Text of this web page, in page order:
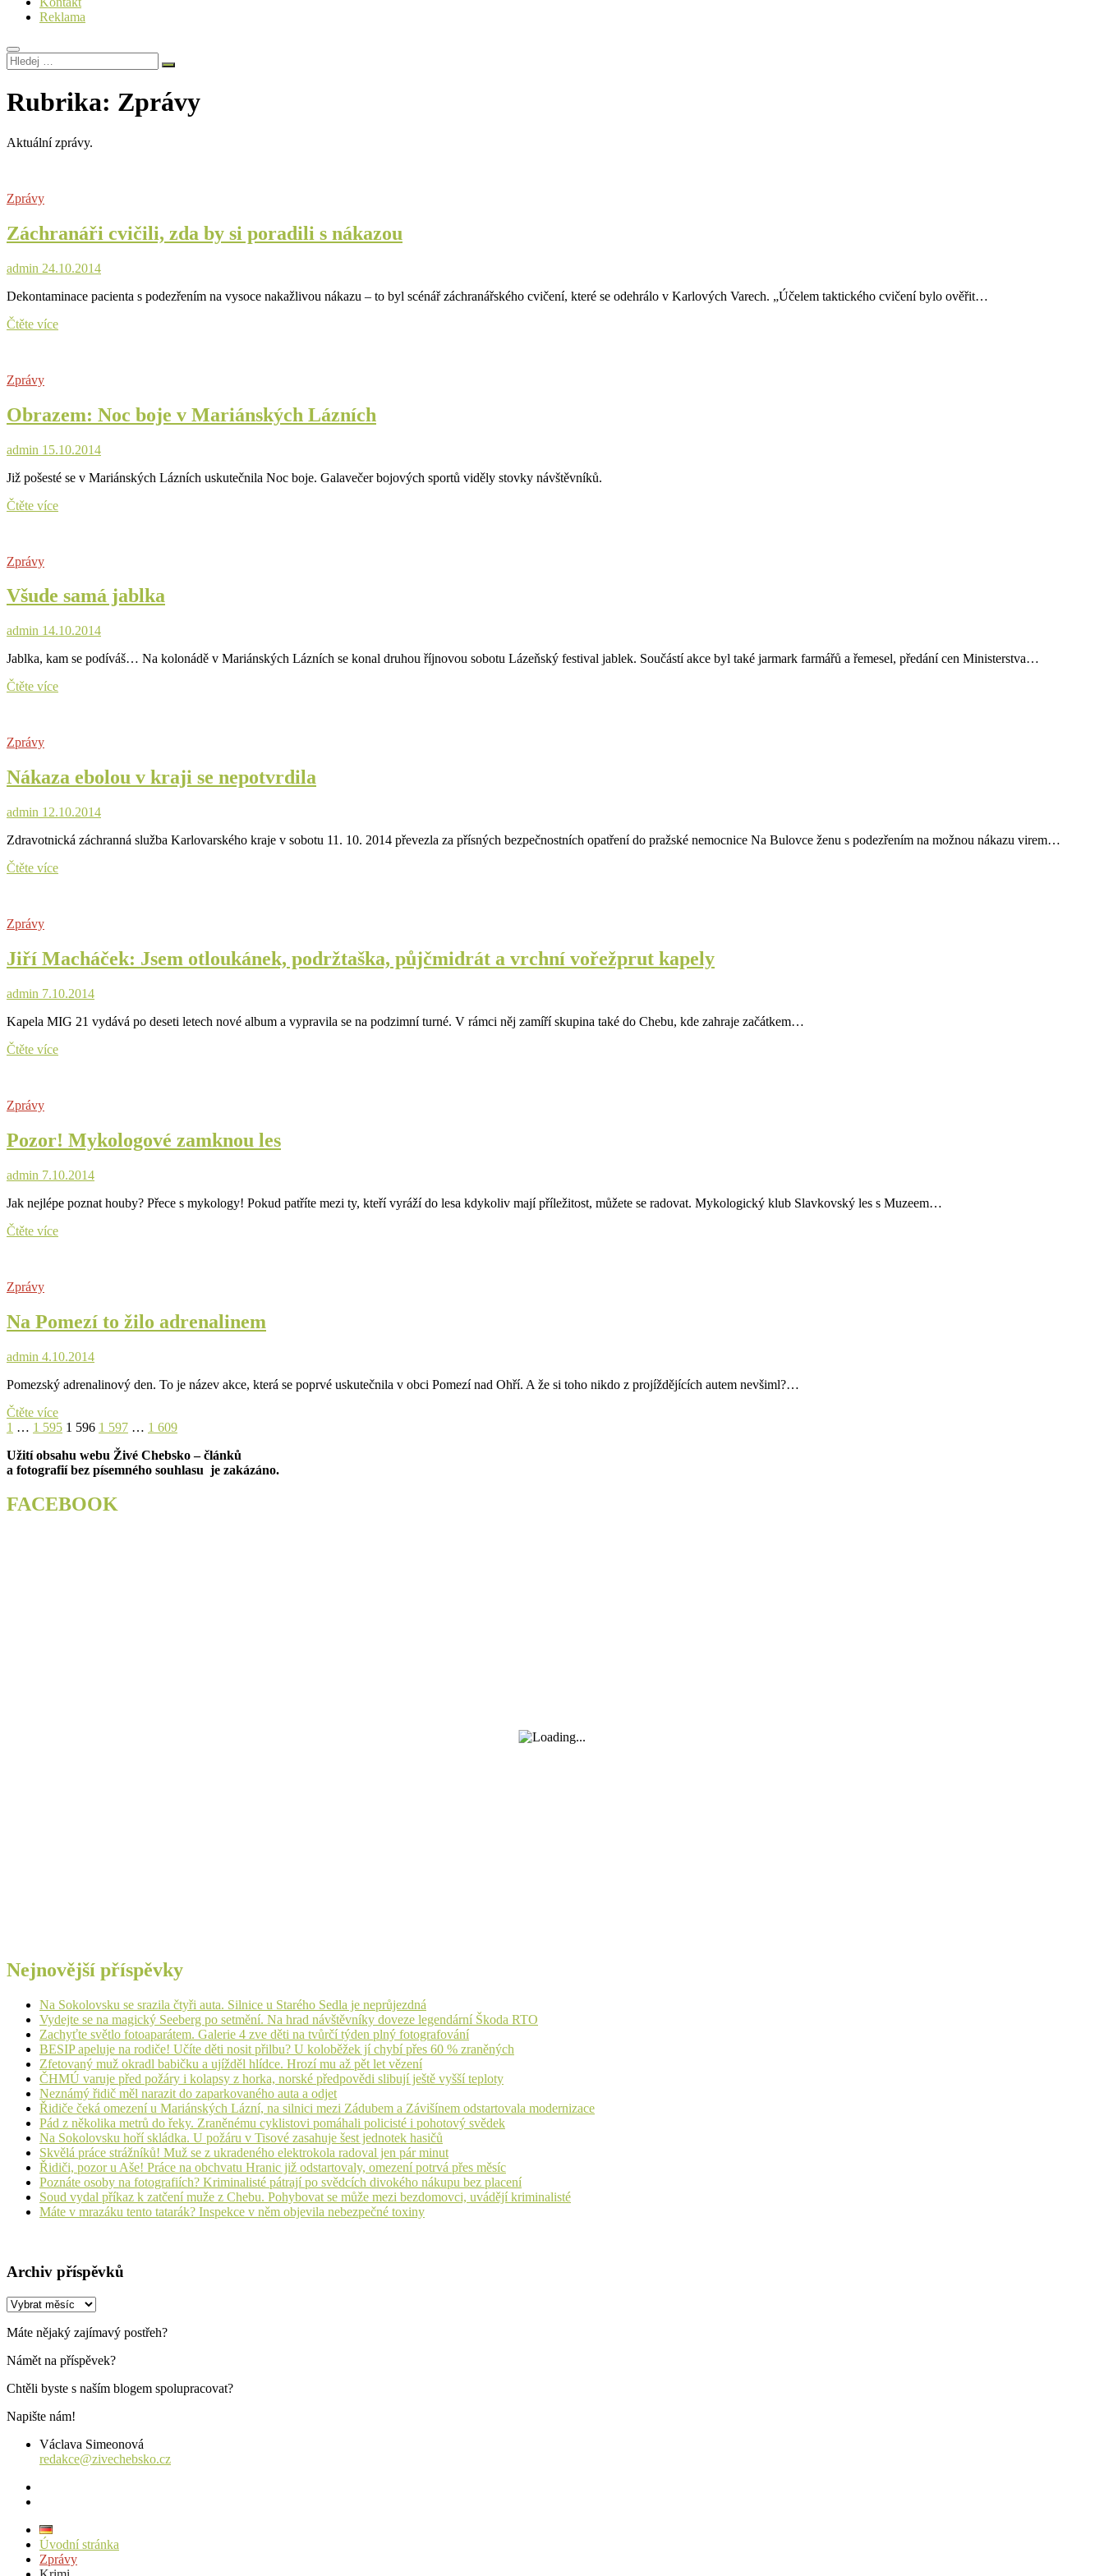
Reklama
Hledej
…
Rubrika: Zprávy
Aktuální zprávy.
Zprávy
Záchranáři cvičili, zda by si poradili s nákazou
admin 24.10.2014
Dekontaminace pacienta s podezřením na vysoce nakažlivou nákazu – to byl scénář záchranářského cvičení, které se odehrálo v Karlových Varech. „Účelem taktického cvičení bylo ověřit…
Čtěte víceZáchranáři
s
nákazou
Zprávy
Obrazem: Noc boje v Mariánských Lázních
admin 15.10.2014
Již pošesté se v Mariánských Lázních uskutečnila Noc boje. Galavečer bojových sportů viděly stovky návštěvníků.
Čtěte víceObrazem:
Zprávy
Všude samá jablka
admin 14.10.2014
Jablka, kam se podíváš… Na kolonádě v Mariánských Lázních se konal druhou říjnovou sobotu Lázeňský festival jablek. Součástí akce byl také jarmark farmářů a řemesel, předání cen Ministerstva…
Čtěte víceVšude
Zprávy
Nákaza ebolou v kraji se nepotvrdila
admin 12.10.2014
Zdravotnická záchranná služba Karlovarského kraje v sobotu 11. 10. 2014 převezla za přísných bezpečnostních opatření do pražské nemocnice Na Bulovce ženu s podezřením na možnou nákazu virem…
Čtěte víceNákaza
Zprávy
Jiří Macháček: Jsem otloukánek, podržtaška, půjčmidrát a vrchní vořežprut kapely
admin 7.10.2014
Kapela MIG 21 vydává po deseti letech nové album a vypravila se na podzimní turné. V rámci něj zamíří skupina také do Chebu, kde zahraje začátkem…
Čtěte víceJiří
a
vrchní
kapely
Zprávy
Pozor! Mykologové zamknou les
admin 7.10.2014
Jak nejlépe poznat houby? Přece s mykology! Pokud patříte mezi ty, kteří vyráží do lesa kdykoliv mají příležitost, můžete se radovat. Mykologický klub Slavkovský les s Muzeem…
Čtěte vícePozor!
Zprávy
Na Pomezí to žilo adrenalinem
admin 4.10.2014
Pomezský adrenalinový den. To je název akce, která se poprvé uskutečnila v obci Pomezí nad Ohří. A že si toho nikdo z projíždějících autem nevšiml?…
Čtěte víceNa
Pomezí
žilo
adrenalinem
Stránkování
příspěvků
Previous
Page
1 … Page
1 595 Page
1 596 Page
1 597 … Page
1 609Next
Užití obsahu webu Živé Chebsko – článků
a fotografií bez písemného souhlasu je zakázáno.
FACEBOOK
Nejnovější příspěvky
Na Sokolovsku se srazila čtyři auta. Silnice u Starého Sedla je neprůjezdná
Vydejte se na magický Seeberg po setmění. Na hrad návštěvníky doveze legendární Škoda RTO
Zachyťte světlo fotoaparátem. Galerie 4 zve děti na tvůrčí týden plný fotografování
BESIP apeluje na rodiče! Učíte děti nosit přilbu? U koloběžek jí chybí přes 60 % zraněných
Zfetovaný muž okradl babičku a ujížděl hlídce. Hrozí mu až pět let vězení
ČHMÚ varuje před požáry i kolapsy z horka, norské předpovědi slibují ještě vyšší teploty
Neznámý řidič měl narazit do zaparkovaného auta a odjet
Řidiče čeká omezení u Mariánských Lázní, na silnici mezi Zádubem a Závišínem odstartovala modernizace
Pád z několika metrů do řeky. Zraněnému cyklistovi pomáhali policisté i pohotový svědek
Na Sokolovsku hoří skládka. U požáru v Tisové zasahuje šest jednotek hasičů
Skvělá práce strážníků! Muž se z ukradeného elektrokola radoval jen pár minut
Řidiči, pozor u Aše! Práce na obchvatu Hranic již odstartovaly, omezení potrvá přes měsíc
Poznáte osoby na fotografiích? Kriminalisté pátrají po svědcích divokého nákupu bez placení
Soud vydal příkaz k zatčení muže z Chebu. Pohybovat se může mezi bezdomovci, uvádějí kriminalisté
Máte v mrazáku tento tatarák? Inspekce v něm objevila nebezpečné toxiny
Archiv příspěvků
Archiv
Máte nějaký zajímavý postřeh?
Námět na příspěvek?
Chtěli byste s naším blogem spolupracovat?
Napište nám!
Václava Simeonová
redakce@zivechebsko.cz
Úvodní stránka
Zprávy